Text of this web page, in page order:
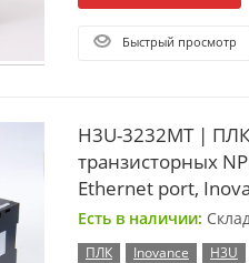
Быстрый просмотр
H3U-3232MT |
транзисторных
Ethernet port,
Есть в наличии:
ПЛК Inovance H3U